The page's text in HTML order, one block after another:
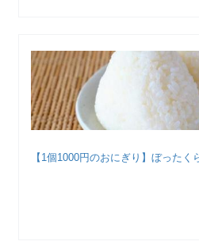
【1個1000円のおにぎり】ぼったく